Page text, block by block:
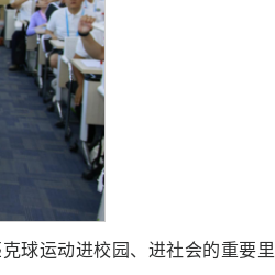
球运动进校园、进社会的重要